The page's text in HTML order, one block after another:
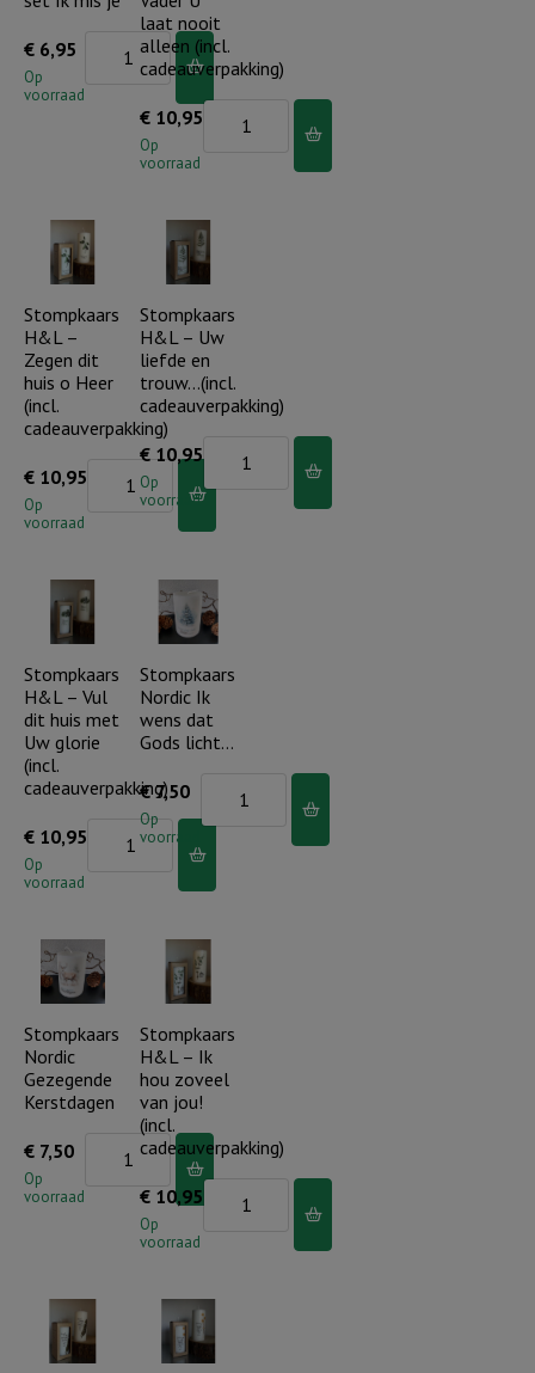
€ 6,95
Op
voorraad
Dinerkaarsen
aantal
laat nooit
alleen (incl.
cadeauverpakking)
€ 10,95
Op
voorraad
Vader
laat
nooit
alleen
(incl.
cadeauverpakking)
aantal
Stompkaars
H&L –
Zegen dit
huis o Heer
(incl.
cadeauverpakking)
€ 10,95
Op
voorraad
Stompkaars
dit
o
Heer
(incl.
aantal
Stompkaars
H&L – Uw
liefde en
trouw…(incl.
cadeauverpakking)
€ 10,95
Op
voorraad
H&L
liefde
en
trouw...
(incl.
cadeauverpakking)
aantal
Stompkaars
H&L – Vul
dit huis met
Uw glorie
(incl.
cadeauverpakking)
€ 10,95
Op
voorraad
Stompkaars
dit
huis
met
glorie
cadeauverpakking)
Stompkaars
Nordic Ik
wens dat
Gods licht…
€7,50
Op
voorraad
Stompkaars
Nordic
Ik
wens
Gods
licht...
Stompkaars
Nordic
Gezegende
Kerstdagen
€ 7,50
Op
voorraad
Stompkaars
Gezegende
Kerstdagen
Stompkaars
H&L – Ik
hou zoveel
van jou!
(incl.
cadeauverpakking)
€ 10,95
Op
voorraad
Stompkaars
hou